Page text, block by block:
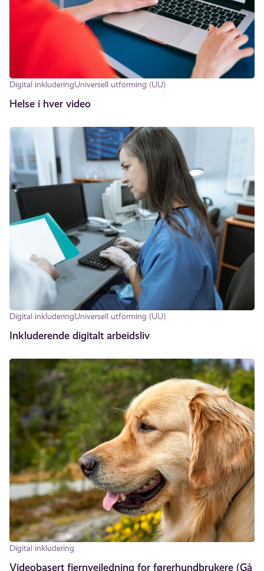
Digital inkluderingUniversell utforming (UU)
Helse i hver video
Digital inkluderingUniversell utforming (UU)
Inkluderende digitalt arbeidsliv
Digital inkludering
Videobasert fjernveiledning for førerhundbrukere (Gå